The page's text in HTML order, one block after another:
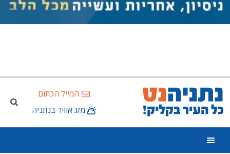
המייל הכתום
מזג אוויר בנתניה